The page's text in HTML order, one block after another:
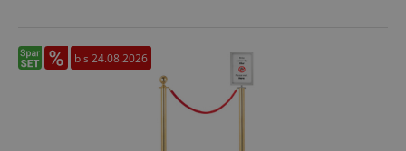
bis 24.08.2026